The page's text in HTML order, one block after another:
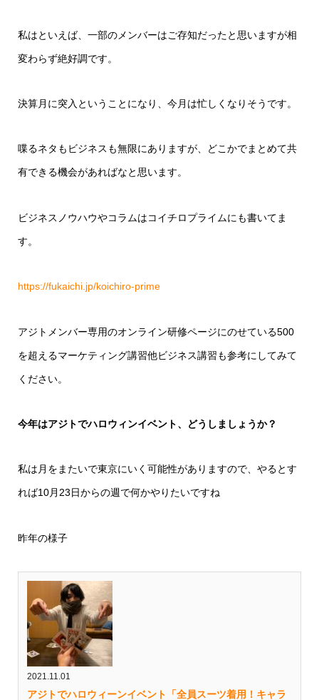
私はといえば、一部のメンバーはご存知だったと思いますが相
変わらず絶好調です。
決算月に突入ということになり、今月は忙しくなりそうです。
喋るネタもビジネスも無限にありますが、どこかでまとめて共
有できる機会があればなと思います。
ビジネスノウハウやコラムはコイチロプライムにも書いてま
す。
https://fukaichi.jp/koichiro-prime
アジトメンバー専用のオンライン研修ページにのせている500
を超えるマーケティング講習他ビジネス講習も参考にしてみて
ください。
今年はアジトでハロウィンイベント、どうしましょうか？
私は月をまたいで東京にいく可能性がありますので、やるとす
れば10月23日からの週で何かやりたいですね
昨年の様子
2021.11.01
アジトでハロウィーンイベント「全員スーツ着用！キャラ